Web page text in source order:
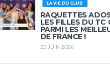
LA VIE DU CLUB
RAQUETTES
LES FILLES DU TC
PARMI LES
DE FRANCE !
25 JUIN 2026